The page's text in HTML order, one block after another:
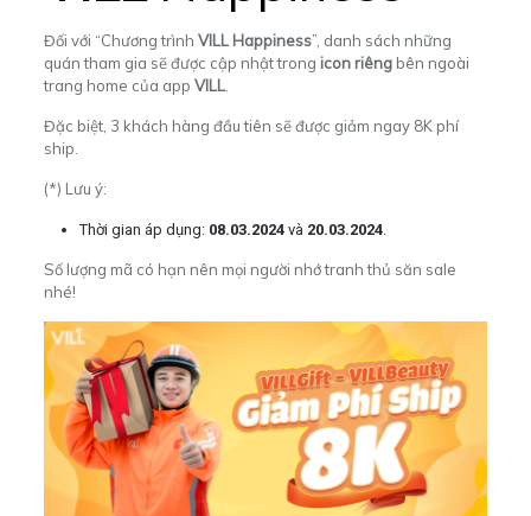
Đối với “Chương trình VILL Happiness”, danh sách những
quán tham gia sẽ được cập nhật trong icon riêngbên ngoài
trang home của app VILL.
Đặc biệt, 3 khách hàng đầu tiên sẽ được giảm ngay 8K phí
ship.
(*) Lưu ý:
Thời gian áp dụng: 08.03.2024và 20.03.2024.
Số lượng mã có hạn nên mọi người nhớ tranh thủ săn sale
nhé!